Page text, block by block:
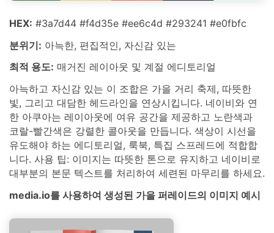
HEX: #3a7d44 #f4d35e #ee6c4d #293241 #e0fbfc
분위기: 아늑한, 편집적인, 자신감 있는
최적 용도: 매거진 레이아웃 및 계절 에디토리얼
아늑하고 자신감 있는 이 조합은 가을 거리 축제, 따뜻한
빛, 그리고 대담한 헤드라인을 연상시킵니다. 네이비와 연
한 아쿠아는 레이아웃에 여유 공간을 제공하고 노란색과
코랄-빨간색은 강렬한 콜아웃을 만듭니다. 색상이 시선을
유도해야 하는 에디토리얼, 룩북, 특집 스프레드에 적합합
니다. 사용 팁: 이미지는 따뜻한 톤으로 유지하고 네이비로
대부분의 본문 텍스트를 처리하여 세련된 마무리를 하세요.
media.io를 사용하여 생성된 가을 퍼레이드의 이미지 예시